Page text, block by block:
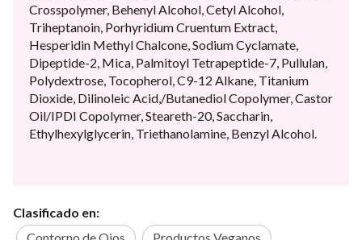
Crosspolymer, Behenyl Alcohol, Cetyl Alcohol,
Triheptanoin, Porhyridium Cruentum Extract,
Hesperidin Methyl Chalcone, Sodium Cyclamate,
Dipeptide-2, Mica, Palmitoyl Tetrapeptide-7, Pullulan,
Polydextrose, Tocopherol, C9-12 Alkane, Titanium
Dioxide, Dilinoleic Acid,/Butanediol Copolymer, Castor
Oil/IPDI Copolymer, Steareth-20, Saccharin,
Ethylhexylglycerin, Triethanolamine, Benzyl Alcohol.
Clasificado en: